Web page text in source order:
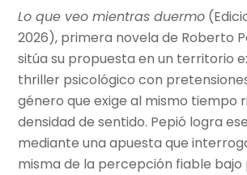
Lo que veo mientras duermo
2026), primera novela de Roberto
sitúa su propuesta en un territorio
thriller psicológico con
género que exige al mismo tiempo
densidad de sentido. Pepió logra
mediante una apuesta que
misma de la percepción fiable bajo